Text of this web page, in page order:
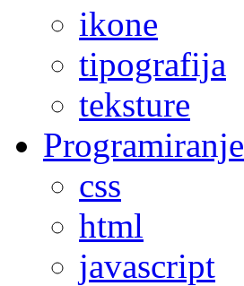
ikone
tipografija
teksture
Programiranje
css
html
javascript